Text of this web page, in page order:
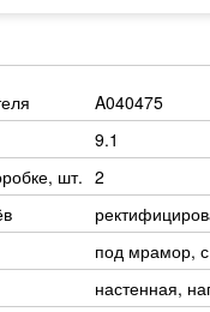
A040475
9.1
шт. 2
под мрамор,
настенная,